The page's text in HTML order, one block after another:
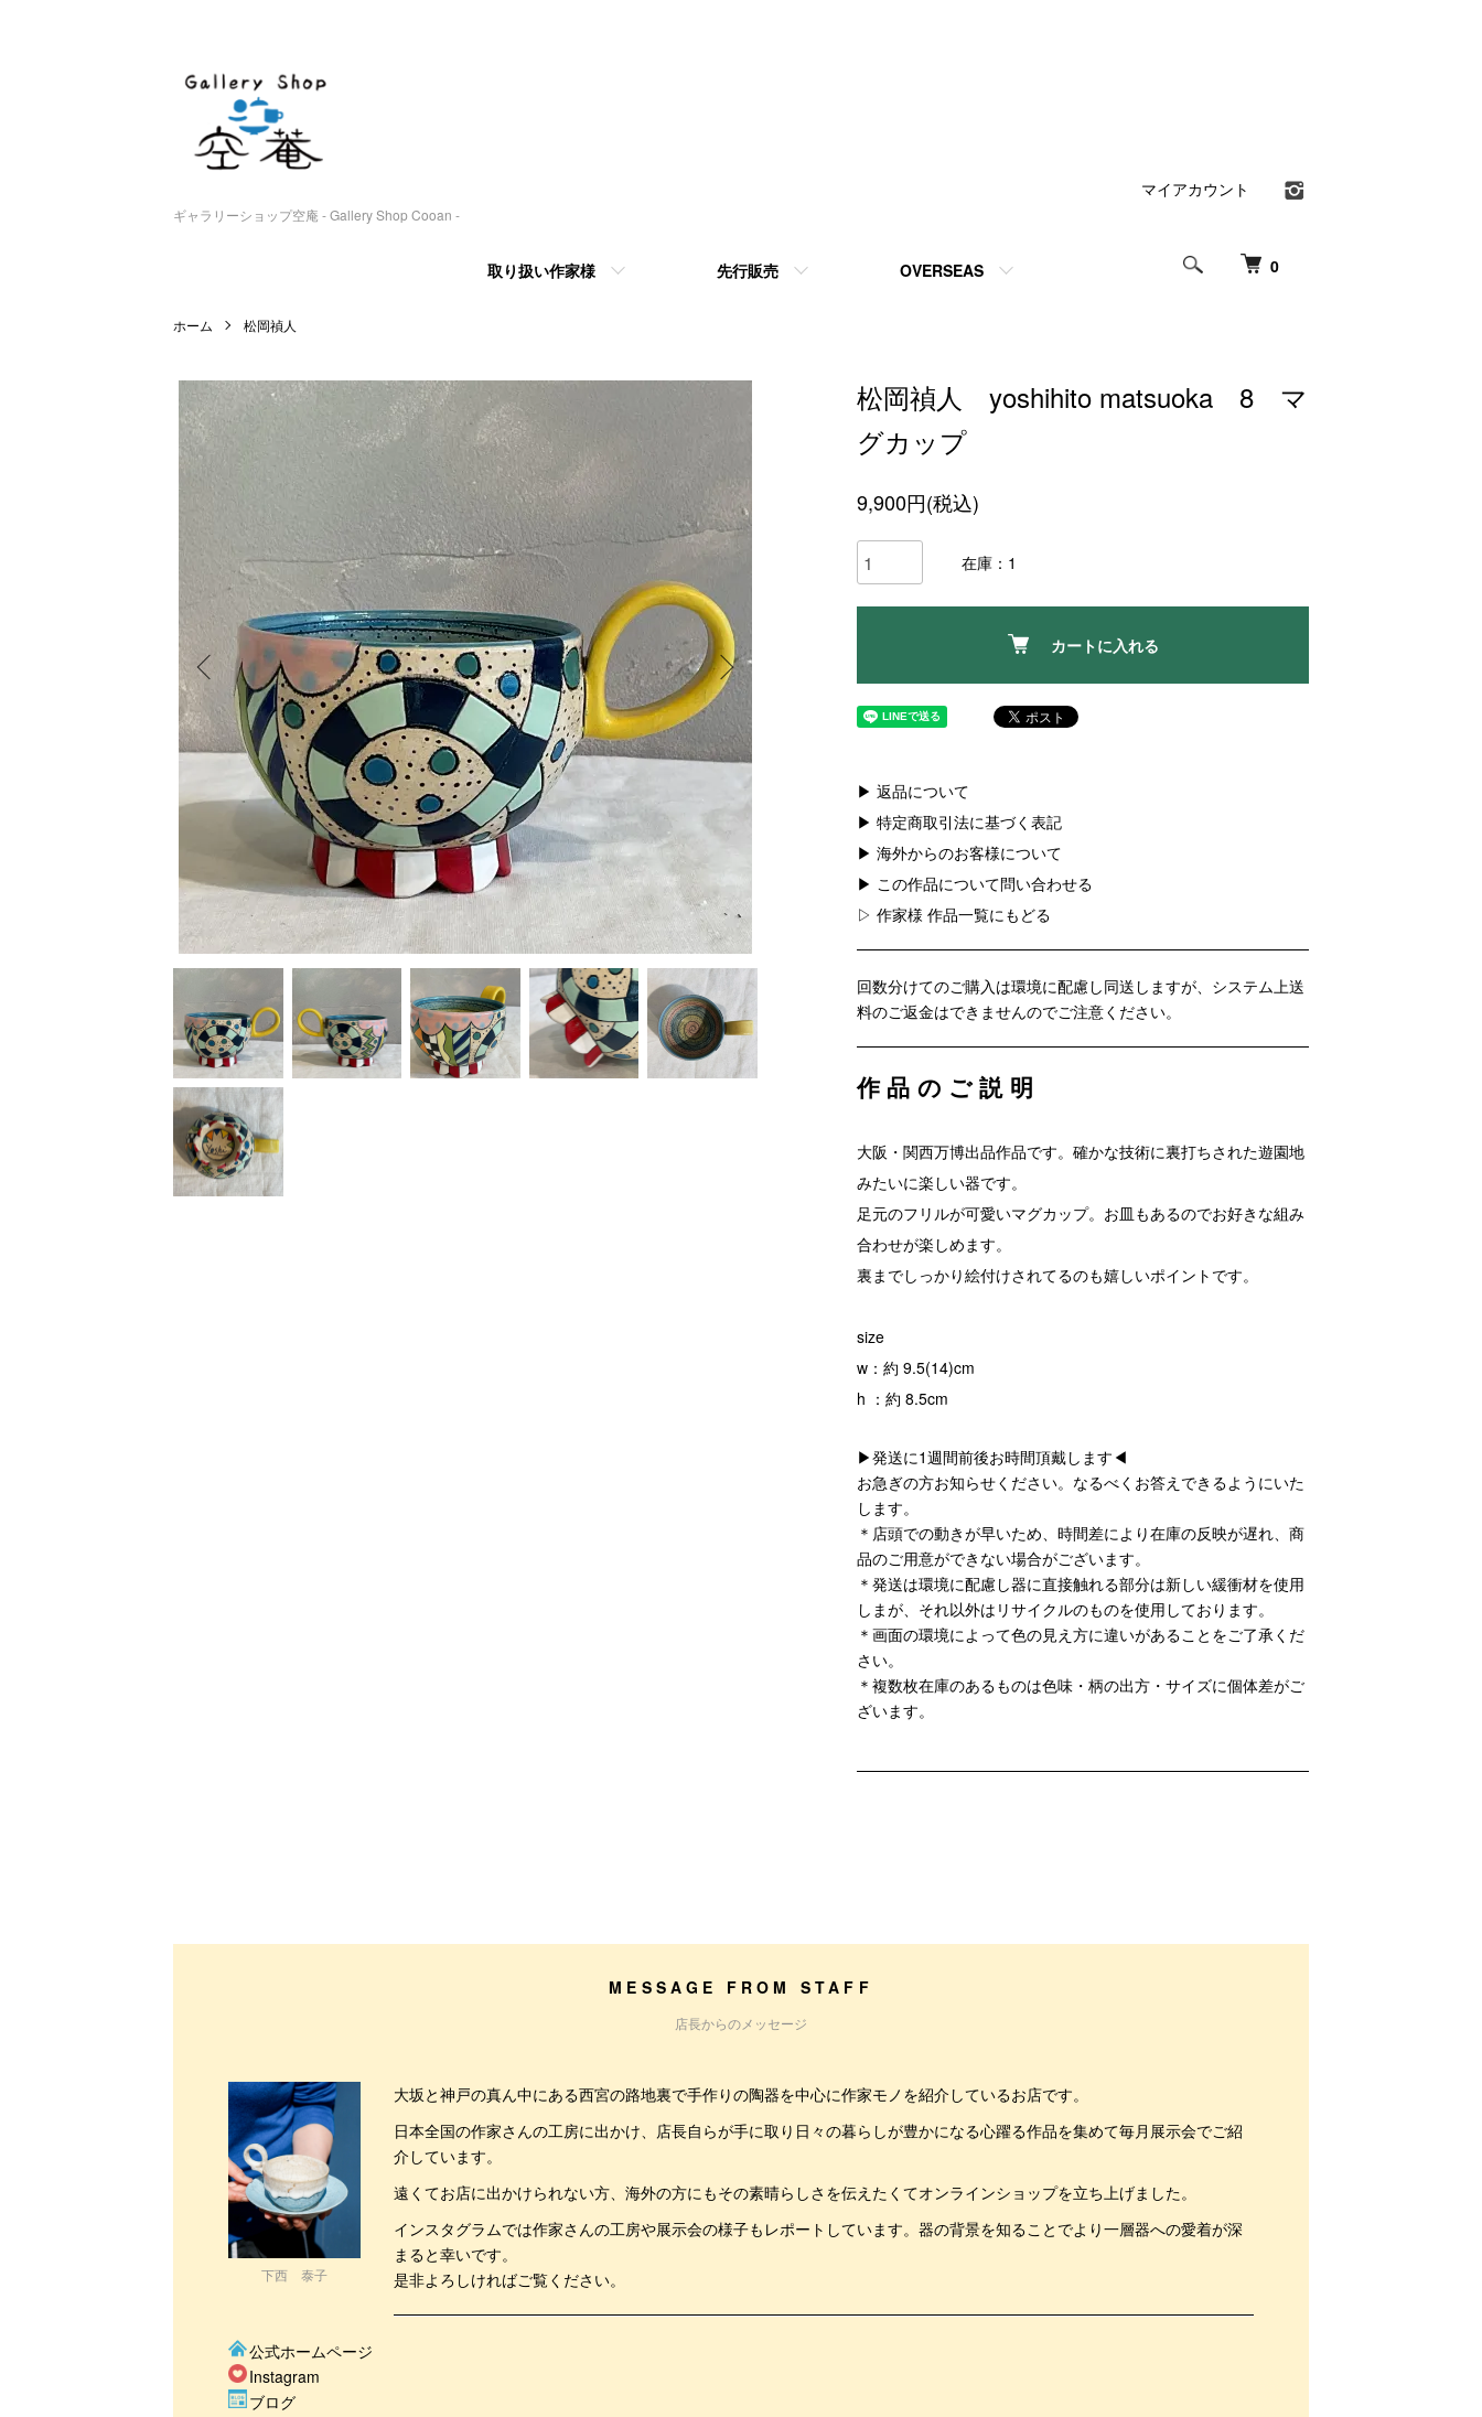
ギャラリーショップ空庵 - Gallery Shop Cooan -
0
取り扱い作家様 先行販売 OVERSEAS
マイアカウント
ホーム 松岡禎人
松岡禎人 yoshihito matsuoka 8 マ
グカップ
9,900円(税込)
在庫：1
カートに入れる
▶ 返品について
▶ 特定商取引法に基づく表記
▶ 海外からのお客様について
▶ この作品について問い合わせる
▷ 作家様 作品一覧にもどる
回数分けてのご購入は環境に配慮し同送しますが、システム上送
料のご返金はできませんのでご注意ください。
作品のご説明
大阪・関西万博出品作品です。確かな技術に裏打ちされた遊園地
みたいに楽しい器です。
足元のフリルが可愛いマグカップ。お皿もあるのでお好きな組み
合わせが楽しめます。
裏までしっかり絵付けされてるのも嬉しいポイントです。
size
w：約 9.5(14)cm
h ：約 8.5cm
▶発送に1週間前後お時間頂戴します◀
お急ぎの方お知らせください。なるべくお答えできるようにいた
します。
＊店頭での動きが早いため、時間差により在庫の反映が遅れ、商
品のご用意ができない場合がございます。
＊発送は環境に配慮し器に直接触れる部分は新しい緩衝材を使用
しまが、それ以外はリサイクルのものを使用しております。
＊画面の環境によって色の見え方に違いがあることをご了承くだ
さい。
＊複数枚在庫のあるものは色味・柄の出方・サイズに個体差がご
ざいます。
MESSAGE FROM STAFF
店長からのメッセージ
下西 泰子
大坂と神戸の真ん中にある西宮の路地裏で手作りの陶器を中心に作家モノを紹介しているお店です。
日本全国の作家さんの工房に出かけ、店長自らが手に取り日々の暮らしが豊かになる心躍る作品を集めて毎月展示会でご紹
介しています。
遠くてお店に出かけられない方、海外の方にもその素晴らしさを伝えたくてオンラインショップを立ち上げました。
インスタグラムでは作家さんの工房や展示会の様子もレポートしています。器の背景を知ることでより一層器への愛着が深
まると幸いです。
是非よろしければご覧ください。
公式ホームページ
Instagram
ブログ